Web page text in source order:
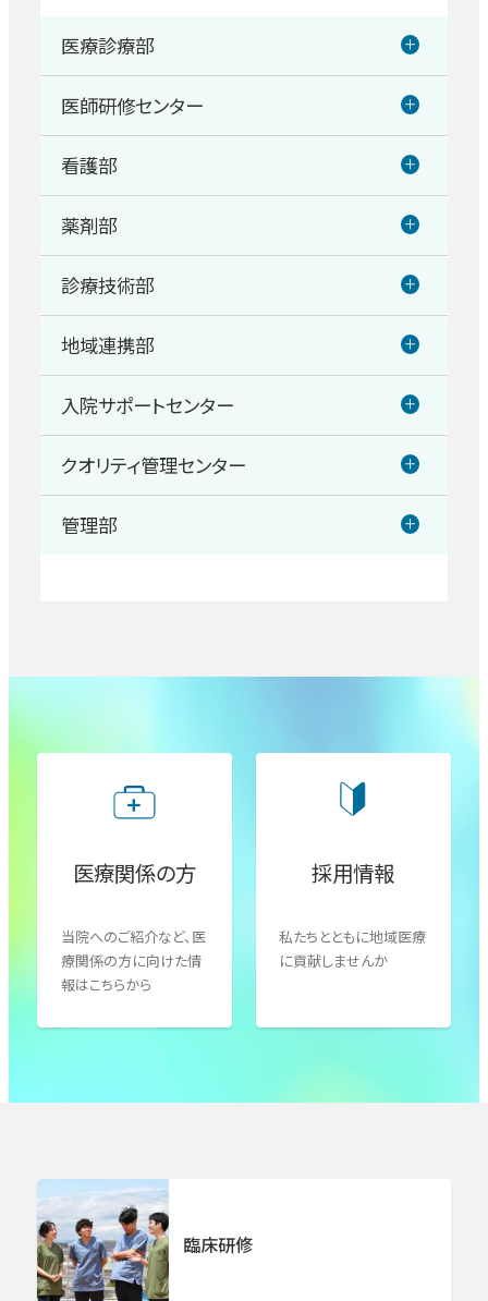
医療診療部
総合診療センター
循環器内科・冠疾患内科
心不全センター
消化器内科
血液疾患センター
糖尿病・内分泌科
消化器外科／上部消化管（胃・食道）
消化器外科／下部消化管（小腸・大腸）
消化器外科／肝臓・胆道・膵臓
整形外科
脳外科・脳卒中センター
医師研修センター
医師研修センター
看護部
看護部
薬剤部
薬剤部
診療技術部
栄養管理室
臨床工学室
臨床検査室
地域連携部
地域医療連携室
医療福祉相談室
入院サポートセンター
入退院サポートセンター
クオリティ管理センター
クオリティ管理センター
文書管理室
患者支援室
管理部
企画室
医局支援室
医療関係の方
当院へのご紹介など、医
療関係の方に向けた情
報はこちらから
採用情報
私たちとともに地域医療
に貢献しませんか
臨床研修